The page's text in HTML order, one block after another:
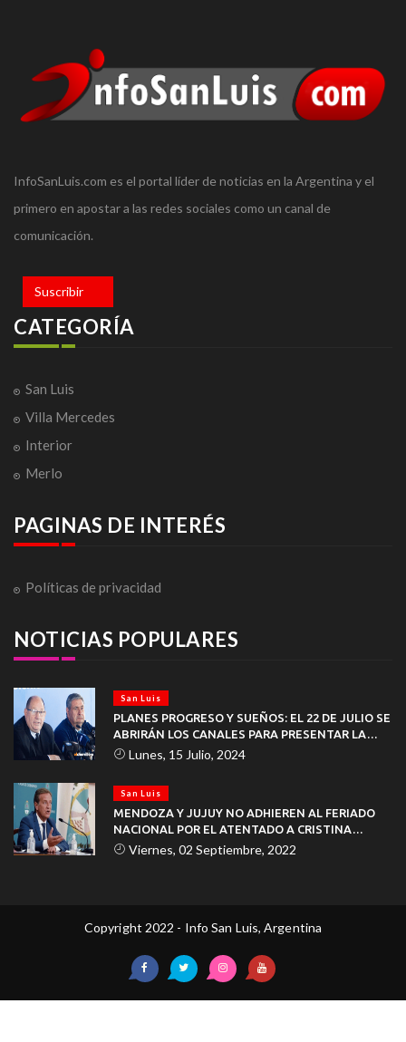
InfoSanLuis.com es el portal líder de noticias en la Argentina y el
primero en apostar a las redes sociales como un canal de
comunicación.
Suscribir
CATEGORÍA
San Luis
Villa Mercedes
Interior
Merlo
PAGINAS DE INTERÉS
Políticas de privacidad
NOTICIAS POPULARES
San Luis
PLANES PROGRESO Y SUEÑOS: EL 22 DE JULIO SE
ABRIRÁN LOS CANALES PARA PRESENTAR LA
DOCUMENTACIÓN
Lunes, 15 Julio, 2024
San Luis
MENDOZA Y JUJUY NO ADHIEREN AL FERIADO
NACIONAL POR EL ATENTADO A CRISTINA
KIRCHNER
Viernes, 02 Septiembre, 2022
Copyright 2022 - Info San Luis, Argentina